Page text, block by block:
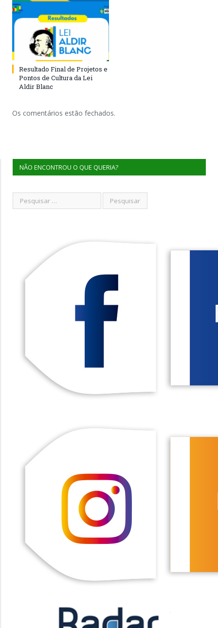
Resultado Final de Projetos e
Pontos de Cultura da Lei
Aldir Blanc
Os comentários estão fechados.
NÃO ENCONTROU O QUE QUERIA?